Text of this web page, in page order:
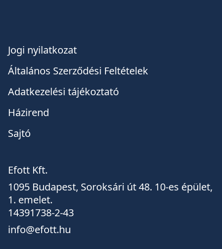
Jogi nyilatkozat
Általános Szerződési Feltételek
Adatkezelési tájékoztató
Házirend
Sajtó
Efott Kft.
1095 Budapest, Soroksári út 48. 10-es épület,
1. emelet.
14391738-2-43
info@efott.hu